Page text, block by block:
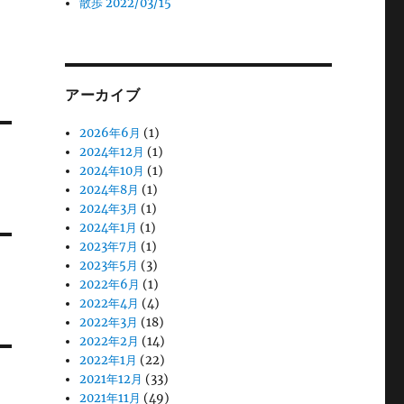
散歩 2022/03/15
アーカイブ
2026年6月 (1)
2024年12月 (1)
2024年10月 (1)
2024年8月 (1)
2024年3月 (1)
2024年1月 (1)
2023年7月 (1)
2023年5月 (3)
2022年6月 (1)
2022年4月 (4)
2022年3月 (18)
2022年2月 (14)
2022年1月 (22)
2021年12月 (33)
2021年11月 (49)